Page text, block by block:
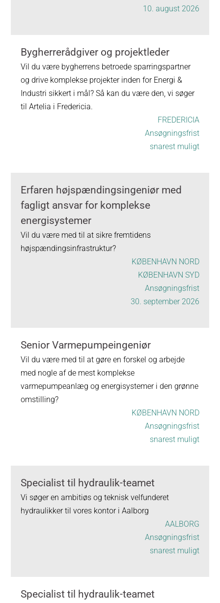
10. august 2026
Bygherrerådgiver og projektleder
Vil du være bygherrens betroede sparringspartner
og drive komplekse projekter inden for Energi &
Industri sikkert i mål? Så kan du være den, vi søger
til Artelia i Fredericia.
FREDERICIA
Ansøgningsfrist
snarest muligt
Erfaren højspændingsingeniør med
fagligt ansvar for komplekse
energisystemer
Vil du være med til at sikre fremtidens
højspændingsinfrastruktur?
KØBENHAVN NORD
KØBENHAVN SYD
Ansøgningsfrist
30. september 2026
Senior Varmepumpeingeniør
Vil du være med til at gøre en forskel og arbejde
med nogle af de mest komplekse
varmepumpeanlæg og energisystemer i den grønne
omstilling?
KØBENHAVN NORD
Ansøgningsfrist
snarest muligt
Specialist til hydraulik-teamet
Vi søger en ambitiøs og teknisk velfunderet
hydraulikker til vores kontor i Aalborg
AALBORG
Ansøgningsfrist
snarest muligt
Specialist til hydraulik-teamet